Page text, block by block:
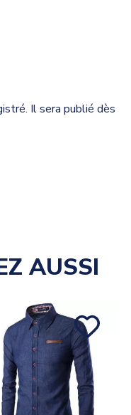
Il sera publié dès
AUSSI